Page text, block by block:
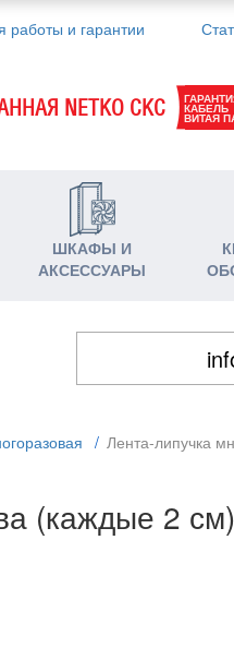
работы и гарантии
NETKO СКС КАБЕЛЬ
ВИТАЯ
ШКАФЫ И
АКСЕССУАРЫ
/ Лента-липучка
(каждые 2